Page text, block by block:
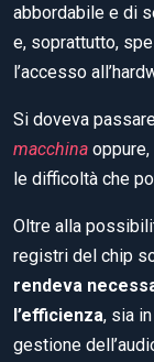
abbordabile e di
e, soprattutto,
l’accesso
Si doveva
macchina
le difficoltà che
Oltre alla
registri del chip
rendeva
l’efficienza, sia
gestione